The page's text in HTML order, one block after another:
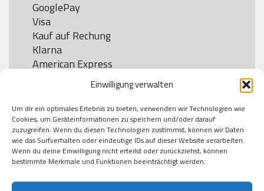
Einwilligung verwalten
Um dir ein optimales Erlebnis zu bieten, verwenden wir Technologien wie
Cookies, um Geräteinformationen zu speichern und/oder darauf
zuzugreifen. Wenn du diesen Technologien zustimmst, können wir Daten
wie das Surfverhalten oder eindeutige IDs auf dieser Website verarbeiten.
Wenn du deine Einwilligung nicht erteilst oder zurückziehst, können
bestimmte Merkmale und Funktionen beeinträchtigt werden.
GooglePay
Visa
Kauf auf Rechung
Klarna
American Express
Versand
DHL
Klimaneutral